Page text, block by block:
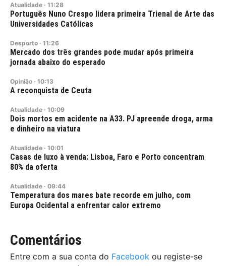
Atualidade · 11:28
Português Nuno Crespo lidera primeira Trienal de Arte das
Universidades Católicas
Desporto · 11:26
Mercado dos três grandes pode mudar após primeira
jornada abaixo do esperado
Opinião · 10:13
A reconquista de Ceuta
Atualidade · 10:09
Dois mortos em acidente na A33. PJ apreende droga, arma
e dinheiro na viatura
Atualidade · 10:01
Casas de luxo à venda: Lisboa, Faro e Porto concentram
80% da oferta
Atualidade · 09:44
Temperatura dos mares bate recorde em julho, com
Europa Ocidental a enfrentar calor extremo
Comentários
Entre com a sua conta do Facebook ou registe-se